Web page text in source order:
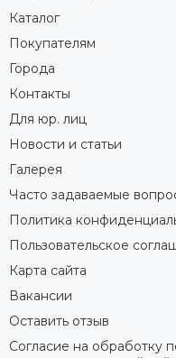
Каталог
Покупателям
Города
Контакты
Для юр. лиц
Новости и статьи
Галерея
Часто задаваемые
Политика
Пользовательское
Карта сайта
Вакансии
Оставить отзыв
Согласие на обработку